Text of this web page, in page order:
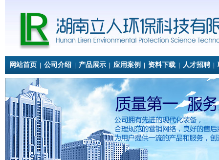
网站首页 公司介绍 产品展示 应用案例 资料下载 人才招聘